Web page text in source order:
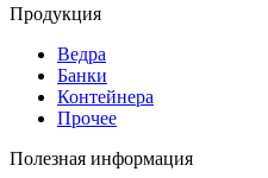
Продукция
Ведра
Банки
Контейнера
Прочее
Полезная информация